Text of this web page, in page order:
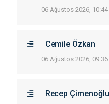
06 Ağustos 2026, 10:44
Cemile Özkan
06 Ağustos 2026, 09:36
Recep Çimenoğlu